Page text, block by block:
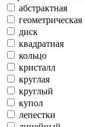
абстрактная
геометрическая
диск
квадратная
кольцо
кристалл
круглая
круглый
купол
лепестки